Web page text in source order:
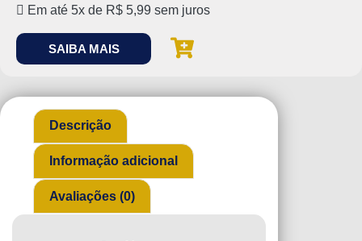
Em até 5x de R$ 5,99 sem juros
SAIBA MAIS
Descrição
Informação adicional
Avaliações (0)